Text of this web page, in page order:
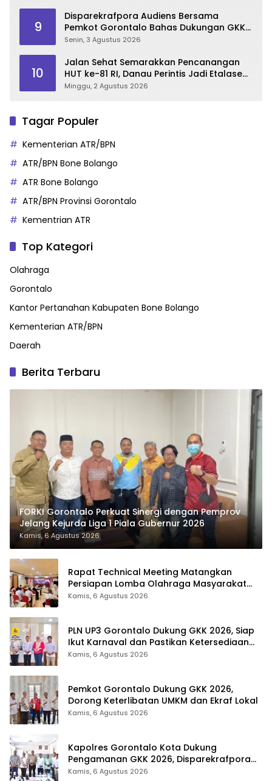
9
Disparekrafpora Audiens Bersama
Pemkot Gorontalo Bahas Dukungan GKK
2026
Senin, 3 Agustus 2026
10
Jalan Sehat Semarakkan Pencanangan
HUT ke-81 RI, Danau Perintis Jadi Etalase
Wisata Gorontalo
Minggu, 2 Agustus 2026
Tagar Populer
Kementerian ATR/BPN
ATR/BPN Bone Bolango
ATR Bone Bolango
ATR/BPN Provinsi Gorontalo
Kementrian ATR
Top Kategori
Olahraga
Gorontalo
Kantor Pertanahan Kabupaten Bone Bolango
Kementerian ATR/BPN
Daerah
Berita Terbaru
FORKI Gorontalo Perkuat Sinergi dengan Pemprov
Jelang Kejurda Liga 1 Piala Gubernur 2026
Kamis, 6 Agustus 2026
Rapat Technical Meeting Matangkan
Persiapan Lomba Olahraga Masyarakat
Tingkat Provinsi Gorontalo
Kamis, 6 Agustus 2026
PLN UP3 Gorontalo Dukung GKK 2026, Siap
Ikut Karnaval dan Pastikan Ketersediaan
Listrik
Kamis, 6 Agustus 2026
Pemkot Gorontalo Dukung GKK 2026,
Dorong Keterlibatan UMKM dan Ekraf Lokal
Kamis, 6 Agustus 2026
Kapolres Gorontalo Kota Dukung
Pengamanan GKK 2026, Disparekrafpora
Perkuat Sinergi Lintas Sektor
Kamis, 6 Agustus 2026